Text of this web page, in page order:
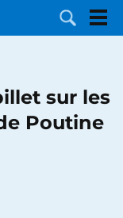
sur les
Poutine